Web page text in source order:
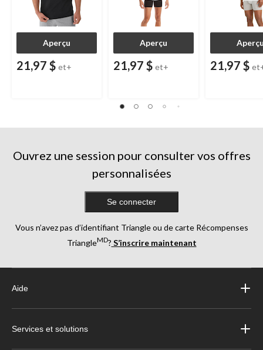
Aperçu
21,97 $ et+
Aperçu
21,97 $ et+ 21,97 $
Ouvrez une session pour consulter vos offres
personnalisées
Se connecter
Vous n’avez pas d’identifiant Triangle ou de carte Récompenses
TriangleMD? S’inscrire maintenant
Aide
Services et solutions